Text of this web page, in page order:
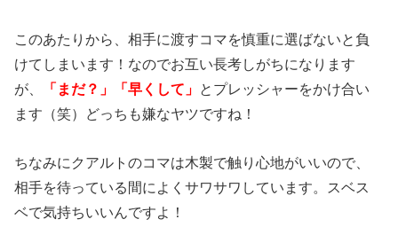
このあたりから、相手に渡すコマを慎重に選ばないと負
けてしまいます！なのでお互い長考しがちになります
が、
「まだ？」「早くして」 とプレッシャーをかけ合い
ます（笑）どっちも嫌なヤツですね！
ちなみにクアルトのコマは木製で触り心地がいいので、
相手を待っている間によくサワサワしています。スベス
ベで気持ちいいんですよ！